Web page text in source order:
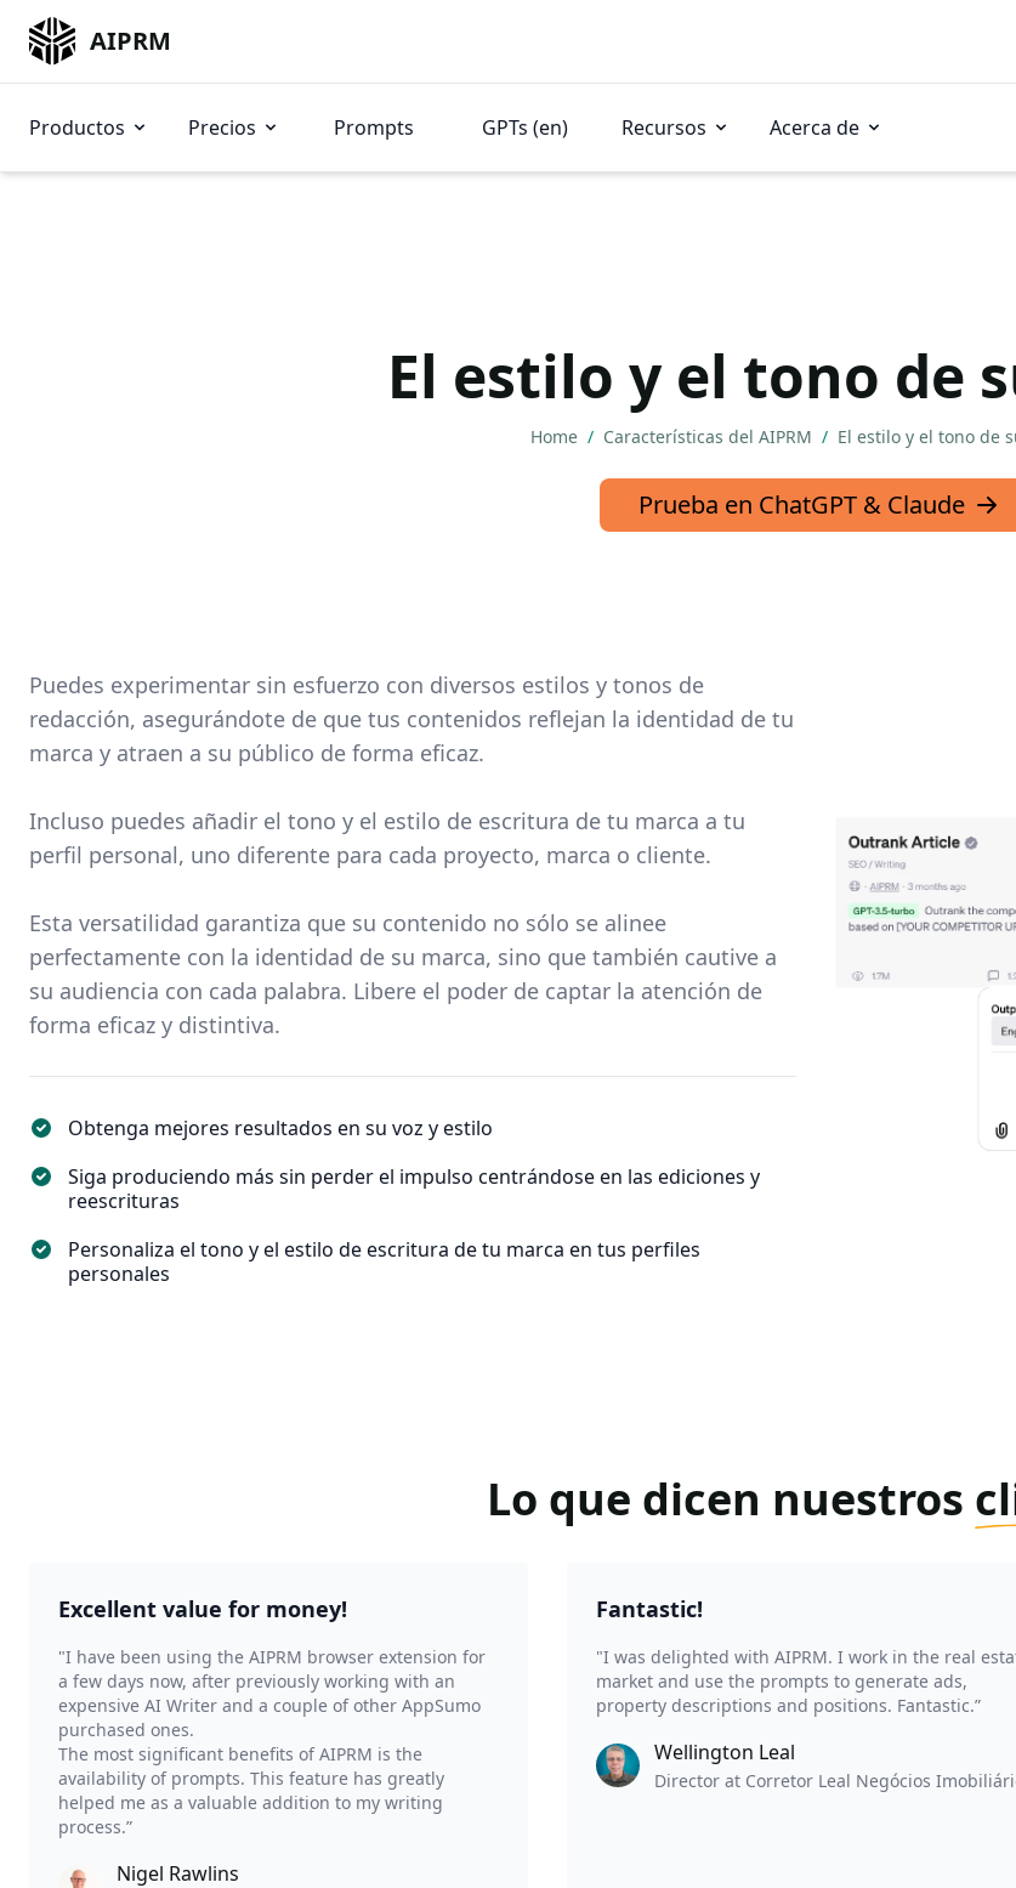
AIPRM
Productos Precios Prompts GPTs (en) Recursos Acerca de
El estilo y el tono de
Home / Características del AIPRM / El estilo y el tono de
Prueba en ChatGPT & Claude
Puedes experimentar sin esfuerzo con diversos estilos y tonos de
redacción, asegurándote de que tus contenidos reflejan la identidad de tu
marca y atraen a su público de forma eficaz.
Incluso puedes añadir el tono y el estilo de escritura de tu marca a tu
perfil personal, uno diferente para cada proyecto, marca o cliente.
Esta versatilidad garantiza que su contenido no sólo se alinee
perfectamente con la identidad de su marca, sino que también cautive a
su audiencia con cada palabra. Libere el poder de captar la atención de
forma eficaz y distintiva.
Obtenga mejores resultados en su voz y estilo
Siga produciendo más sin perder el impulso centrándose en las ediciones y
reescrituras
Personaliza el tono y el estilo de escritura de tu marca en tus perfiles
personales
Lo que dicen nuestros
Excellent value for money!
"I have been using the AIPRM browser extension for
a few days now, after previously working with an
expensive AI Writer and a couple of other AppSumo
purchased ones.
The most significant benefits of AIPRM is the
availability of prompts. This feature has greatly
helped me as a valuable addition to my writing
process.”
Nigel Rawlins
Fantastic!
"I was delighted with AIPRM. I work in the real
market and use the prompts to generate ads,
property descriptions and positions. Fantastic.”
Wellington Leal
Director at Corretor Leal Negócios